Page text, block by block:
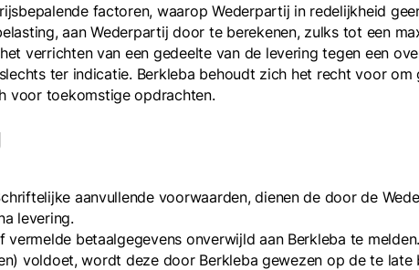
factoren, waarop Wederpartij in redelijkheid
aan Wederpartij door te berekenen, zulks tot een
verrichten van een gedeelte van de levering tegen een
ter indicatie. Berkleba behoudt zich het recht voor
voor toekomstige opdrachten.
aanvullende voorwaarden, dienen de door de
levering.
betaalgegevens onverwijld aan Berkleba te melden.
voldoet, wordt deze door Berkleba gewezen op de te